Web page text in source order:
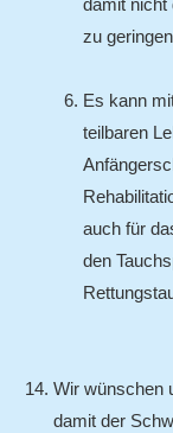
damit nicht
zu
Es kann
teilbaren
auch für
den
Wir wünschen
damit der